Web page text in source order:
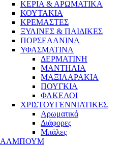
ΚΕΡΙΑ & ΑΡΩΜΑΤΙΚΑ
ΚΟΥΤΑΚΙΑ
ΚΡΕΜΑΣΤΕΣ
ΞΥΛΙΝΕΣ & ΠΑΙΔΙΚΕΣ
ΠΟΡΣΕΛΑΝΙΝΑ
ΥΦΑΣΜΑΤΙΝA
ΔΕΡΜΑΤΙΝΗ
ΜΑΝΤΗΛΙΑ
ΜΑΞΙΛΑΡΑΚΙΑ
ΠΟΥΓΚΙΑ
ΦΑΚΕΛΟΙ
ΧΡΙΣΤΟΥΓΕΝΝΙΑΤΙΚΕΣ
Αρωματικά
Διάφορες
Μπάλες
ΑΛΜΠΟΥΜ